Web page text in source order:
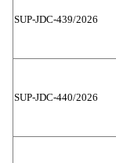
SUP-JDC-439/2026
SUP-JDC-440/2026